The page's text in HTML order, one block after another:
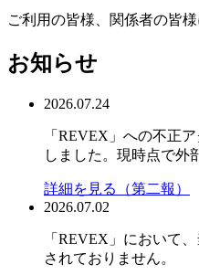
ご利用の皆様、関係者の皆
お知らせ
2026.07.24
「REVEX」への不正
しました。現時点で外
詳細を見る（第二報）
2026.07.02
「REVEX」において
されておりません。